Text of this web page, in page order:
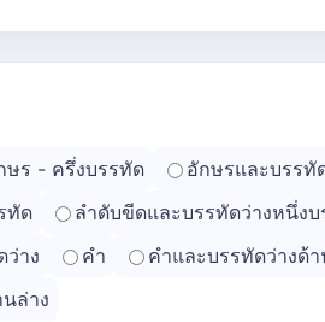
ษร - ครึ่งบรรทัด อักษรและบรรทั
ทัด
ลำดับขีดและบรรทัดว่างหนึ่ง
าง
คำ คำและบรรทัดว่างด้า
ล่าง